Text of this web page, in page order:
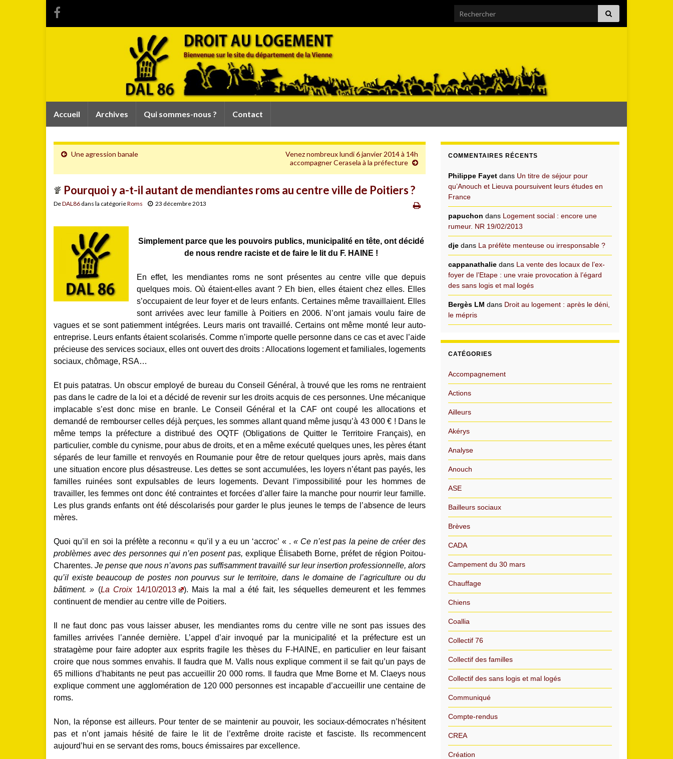
Search for:
Accueil Archives Qui sommes-nous ? Contact
Une agression banale
Venez nombreux lundi 6 janvier 2014 à 14h
accompagner Cerasela à la préfecture
Pourquoi y a-t-il autant de mendiantes roms au centre ville de Poitiers ?
DeDAL86 dans la catégorieRoms 23 décembre 2013
Simplement parce que les pouvoirs publics, municipalité en tête, ont décidé
de nous rendre raciste et de faire le lit du F. HAINE !
En effet, les mendiantes roms ne sont présentes au centre ville que depuis
quelques mois. Où étaient-elles avant ? Eh bien, elles étaient chez elles. Elles
s’occupaient de leur foyer et de leurs enfants. Certaines même travaillaient. Elles
sont arrivées avec leur famille à Poitiers en 2006. N’ont jamais voulu faire de
vagues et se sont patiemment intégrées. Leurs maris ont travaillé. Certains ont même monté leur auto-
entreprise. Leurs enfants étaient scolarisés. Comme n’importe quelle personne dans ce cas et avec l’aide
précieuse des services sociaux, elles ont ouvert des droits : Allocations logement et familiales, logements
sociaux, chômage, RSA…
Et puis patatras. Un obscur employé de bureau du Conseil Général, à trouvé que les roms ne rentraient
pas dans le cadre de la loi et a décidé de revenir sur les droits acquis de ces personnes. Une mécanique
implacable s’est donc mise en branle. Le Conseil Général et la CAF ont coupé les allocations et
demandé de rembourser celles déjà perçues, les sommes allant quand même jusqu’à 43 000 € ! Dans le
même temps la préfecture a distribué des OQTF (Obligations de Quitter le Territoire Français), en
particulier, comble du cynisme, pour abus de droits, et en a même exécuté quelques unes, les pères étant
séparés de leur famille et renvoyés en Roumanie pour être de retour quelques jours après, mais dans
une situation encore plus désastreuse. Les dettes se sont accumulées, les loyers n’étant pas payés, les
familles ruinées sont expulsables de leurs logements. Devant l’impossibilité pour les hommes de
travailler, les femmes ont donc été contraintes et forcées d’aller faire la manche pour nourrir leur famille.
Les plus grands enfants ont été déscolarisés pour garder le plus jeunes le temps de l’absence de leurs
mères.
Quoi qu’il en soi la préfète a reconnu « qu’il y a eu un ‘accroc’ « . « Ce n’est pas la peine de créer des
problèmes avec des personnes qui n’en posent pas, explique Élisabeth Borne, préfet de région Poitou-
Charentes.Je pense que nous n’avons pas suffisamment travaillé sur leur insertion professionnelle, alors
qu’il existe beaucoup de postes non pourvus sur le territoire, dans le domaine de l’agriculture ou du
bâtiment. » (La Croix14/10/2013
). Mais la mal a été fait, les séquelles demeurent et les femmes
continuent de mendier au centre ville de Poitiers.
Il ne faut donc pas vous laisser abuser, les mendiantes roms du centre ville ne sont pas issues des
familles arrivées l’année dernière. L’appel d’air invoqué par la municipalité et la préfecture est un
stratagème pour faire adopter aux esprits fragile les thèses du F-HAINE, en particulier en leur faisant
croire que nous sommes envahis. Il faudra que M. Valls nous explique comment il se fait qu’un pays de
65 millions d’habitants ne peut pas accueillir 20 000 roms. Il faudra que Mme Borne et M. Claeys nous
explique comment une agglomération de 120 000 personnes est incapable d’accueillir une centaine de
roms.
Non, la réponse est ailleurs. Pour tenter de se maintenir au pouvoir, les sociaux-démocrates n’hésitent
pas et n’ont jamais hésité de faire le lit de l’extrême droite raciste et fasciste. Ils recommencent
aujourd’hui en se servant des roms, boucs émissaires par excellence.
COMMENTAIRES RÉCENTS
Philippe Fayet dans Un titre de séjour pour
qu’Anouch et Lieuva poursuivent leurs études en
France
papuchon dans Logement social : encore une
rumeur. NR 19/02/2013
dje dans La préfète menteuse ou irresponsable ?
cappanathalie dans La vente des locaux de l’ex-
foyer de l’Etape : une vraie provocation à l’égard
des sans logis et mal logés
Bergès LM dans Droit au logement : après le déni,
le mépris
CATÉGORIES
Accompagnement
Actions
Ailleurs
Akérys
Analyse
Anouch
ASE
Bailleurs sociaux
Brèves
CADA
Campement du 30 mars
Chauffage
Chiens
Coallia
Collectif 76
Collectif des familles
Collectif des sans logis et mal logés
Communiqué
Compte-rendus
CREA
Création